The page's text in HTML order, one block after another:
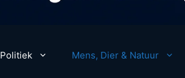
Politiek Mens, Dier & Natuur